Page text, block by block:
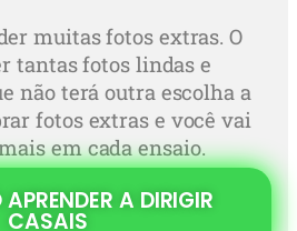
muitas fotos extras. O
tantas fotos lindas e
não terá outra escolha a
fotos extras e você vai
em cada ensaio.
A DIRIGIR
CASAIS